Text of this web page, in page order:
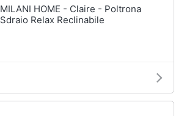
MILANI HOME - Claire - Poltrona
Sdraio Relax Reclinabile